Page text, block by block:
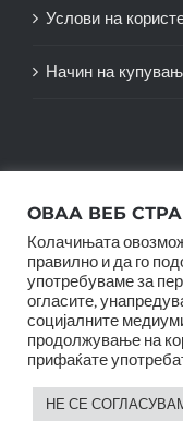
Услови на
Начин на
© Copyright 2012
ОВАА ВЕБ
Колачињата
правилно и да го
употребуваме за
огласите,
социјалните
продолжување на
прифаќате
НЕ СЕ